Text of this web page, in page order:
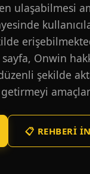
Onwin
şekilde
📋 REHBERI